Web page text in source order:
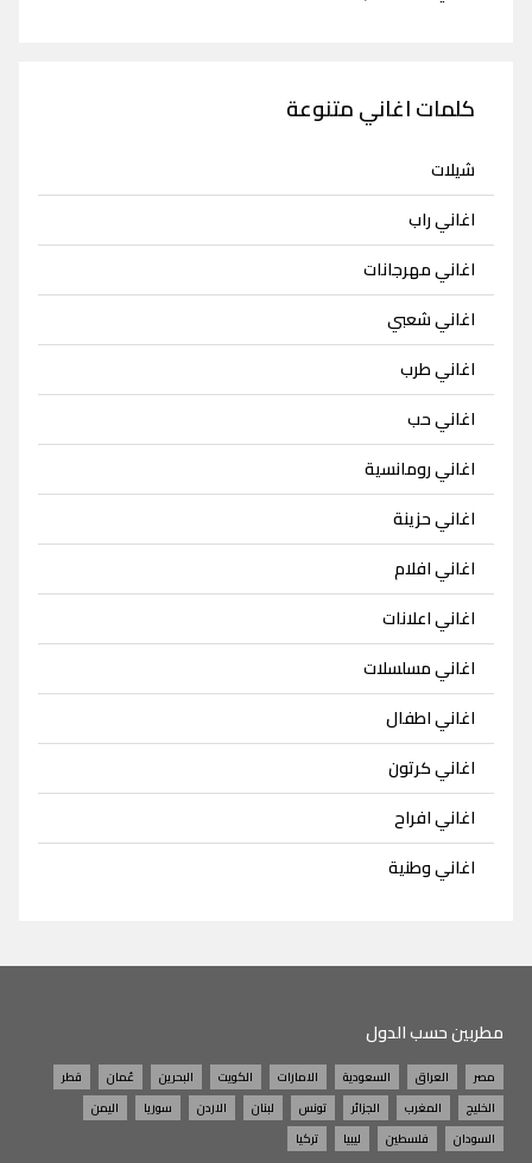
كلمات اغاني متنوعة
شيلات
اغاني راب
اغاني مهرجانات
اغاني شعبي
اغاني طرب
اغاني حب
اغاني رومانسية
اغاني حزينة
اغاني افلام
اغاني اعلانات
اغاني مسلسلات
اغاني اطفال
اغاني كرتون
اغاني افراح
اغاني وطنية
مطربين حسب الدول
مصر العراق السعودية الامارات الكويت البحرين عُمان
قطر
الخليج
المغرب الجزائر تونس لبنان الاردن سوريا
اليمن
السودان
فلسطين ليبيا تركيا